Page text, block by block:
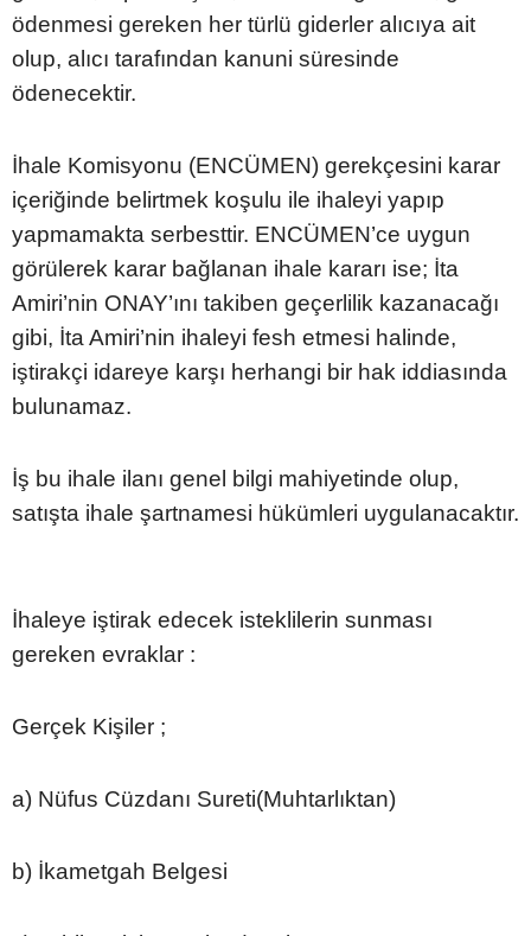
ödenmesi gereken her türlü giderler alıcıya ait
olup, alıcı tarafından kanuni süresinde
ödenecektir.
İhale Komisyonu (ENCÜMEN) gerekçesini karar
içeriğinde belirtmek koşulu ile ihaleyi yapıp
yapmamakta serbesttir. ENCÜMEN’ce uygun
görülerek karar bağlanan ihale kararı ise; İta
Amiri’nin ONAY’ını takiben geçerlilik kazanacağı
gibi, İta Amiri’nin ihaleyi fesh etmesi halinde,
iştirakçi idareye karşı herhangi bir hak iddiasında
bulunamaz.
İş bu ihale ilanı genel bilgi mahiyetinde olup,
satışta ihale şartnamesi hükümleri uygulanacaktır.
İhaleye iştirak edecek isteklilerin sunması
gereken evraklar :
Gerçek Kişiler ;
a) Nüfus Cüzdanı Sureti(Muhtarlıktan)
b) İkametgah Belgesi